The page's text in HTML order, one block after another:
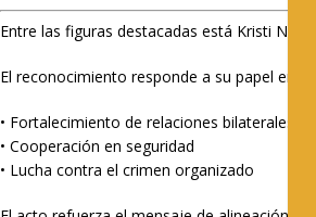
Entre las figuras destacadas está Kristi
El reconocimiento responde a su papel en:
• Fortalecimiento de relaciones bilaterales
• Cooperación en seguridad
• Lucha contra el crimen organizado